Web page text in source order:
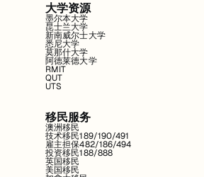
大学资源
墨尔本大学
昆士兰大学
新南威尔士大学
悉尼大学
莫那什大学
阿德莱德大学
RMIT
QUT
UTS
移民服务
澳洲移民
技术移民189/190/491
雇主担保482/186/494
投资移民188/888
英国移民
美国移民